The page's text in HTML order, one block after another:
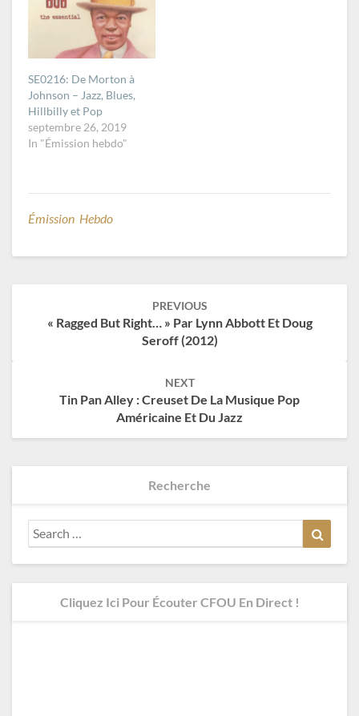
SE0216: De Morton à
Johnson – Jazz, Blues,
Hillbilly et Pop
septembre 26, 2019
In "Émission hebdo"
Émission Hebdo
PREVIOUS
« Ragged But Right… » Par Lynn Abbott Et Doug
Seroff (2012)
NEXT
Tin Pan Alley : Creuset De La Musique Pop
Américaine Et Du Jazz
Recherche
Search
for:
Cliquez Ici Pour Écouter CFOU En Direct !